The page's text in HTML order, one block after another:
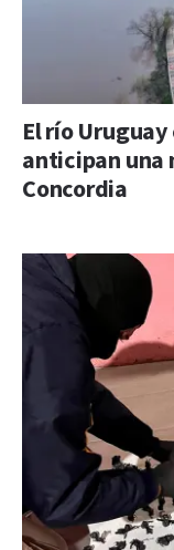
El río
anticipan una
Concordia